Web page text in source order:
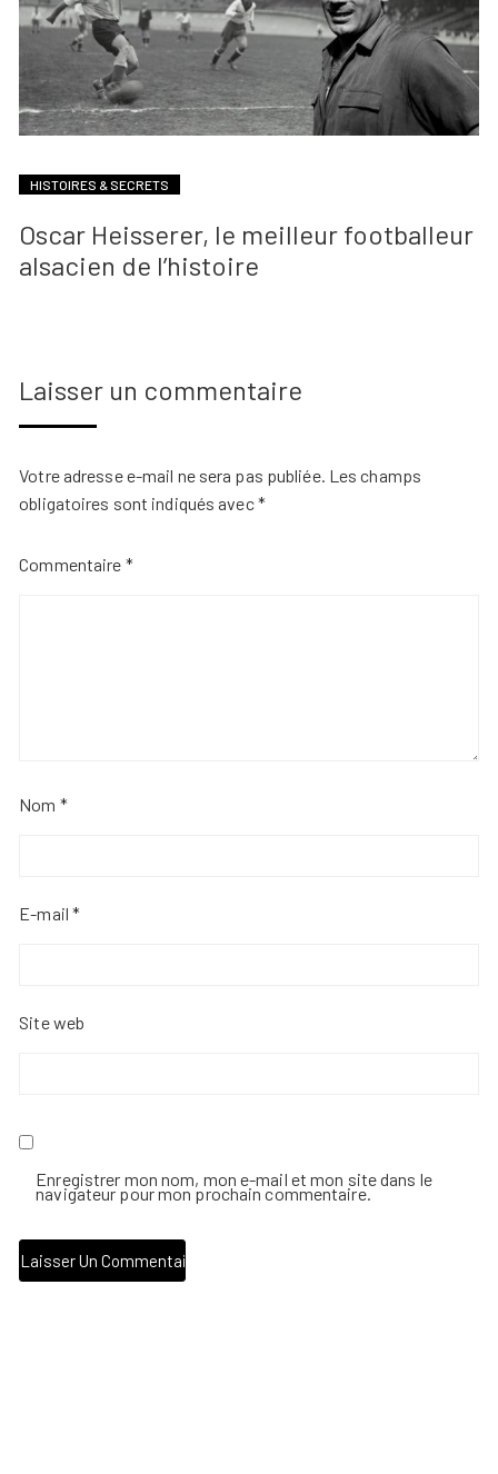
HISTOIRES & SECRETS
Oscar Heisserer, le meilleur footballeur
alsacien de l’histoire
Laisser un commentaire
Votre adresse e-mail ne sera pas publiée. Les champs
obligatoires sont indiqués avec*
Commentaire *
Nom *
E-mail*
Site web
Enregistrer mon nom, mon e-mail et mon site dans le
navigateur pour mon prochain commentaire.